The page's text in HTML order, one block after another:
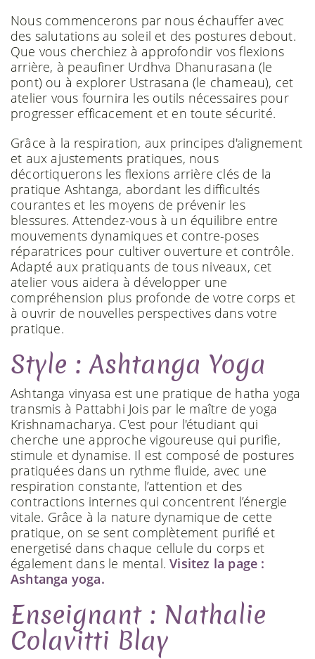
Nous commencerons par nous échauffer avec
des salutations au soleil et des postures debout.
Que vous cherchiez à approfondir vos flexions
arrière, à peaufiner Urdhva Dhanurasana (le
pont) ou à explorer Ustrasana (le chameau), cet
atelier vous fournira les outils nécessaires pour
progresser efficacement et en toute sécurité.
Grâce à la respiration, aux principes d'alignement
et aux ajustements pratiques, nous
décortiquerons les flexions arrière clés de la
pratique Ashtanga, abordant les difficultés
courantes et les moyens de prévenir les
blessures. Attendez-vous à un équilibre entre
mouvements dynamiques et contre-poses
réparatrices pour cultiver ouverture et contrôle.
Adapté aux pratiquants de tous niveaux, cet
atelier vous aidera à développer une
compréhension plus profonde de votre corps et
à ouvrir de nouvelles perspectives dans votre
pratique.
Style : Ashtanga Yoga
Ashtanga vinyasa est une pratique de hatha yoga
transmis à Pattabhi Jois par le maître de yoga
Krishnamacharya. C'est pour l'étudiant qui
cherche une approche vigoureuse qui purifie,
stimule et dynamise. Il est composé de postures
pratiquées dans un rythme fluide, avec une
respiration constante, l’attention et des
contractions internes qui concentrent l’énergie
vitale. Grâce à la nature dynamique de cette
pratique, on se sent complètement purifié et
energetisé dans chaque cellule du corps et
également dans le mental.Visitez la page :
Ashtanga yoga.
Enseignant : Nathalie
Colavitti Blay